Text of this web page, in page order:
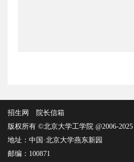
招生网
院长信箱
版权所有 ©北京大学工学院 @2006-2025
地址：中国·北京大学燕东新园
邮编：100871